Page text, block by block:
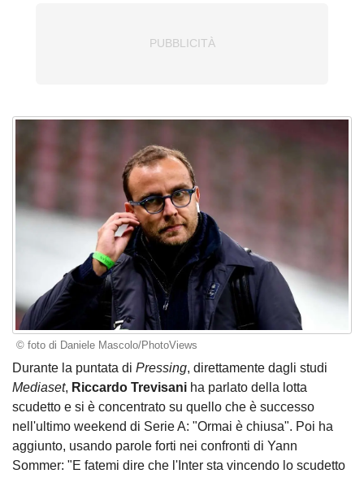
© foto di Daniele Mascolo/PhotoViews
Durante la puntata di Pressing, direttamente dagli studi
Mediaset, Riccardo Trevisani ha parlato della lotta
scudetto e si è concentrato su quello che è successo
nell'ultimo weekend di Serie A: "Ormai è chiusa". Poi ha
aggiunto, usando parole forti nei confronti di Yann
Sommer: "E fatemi dire che l'Inter sta vincendo lo scudetto